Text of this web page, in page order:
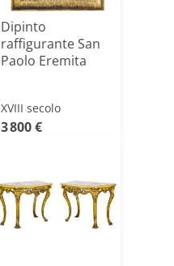
Dipinto
raffigurante San
Paolo Eremita
XVIII secolo
3 800 €